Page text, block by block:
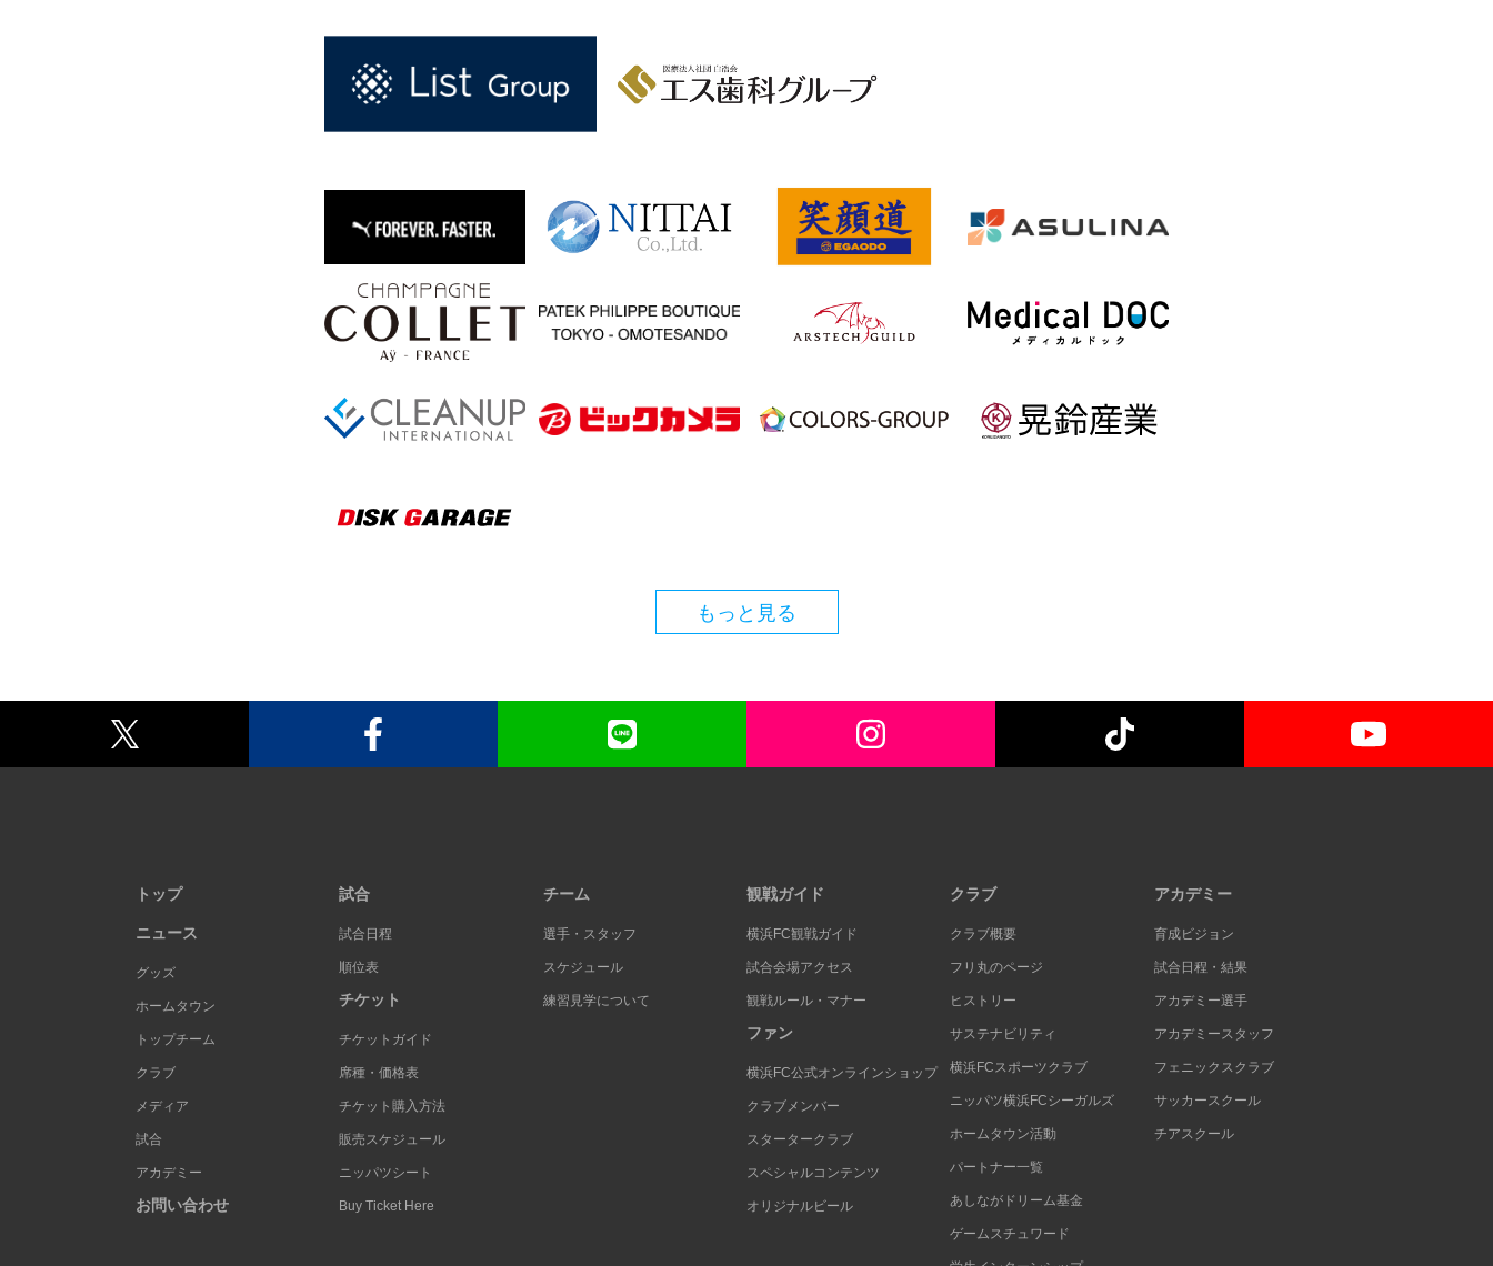
もっと見る
トップ
ニュース
グッズ
ホームタウン
トップチーム
クラブ
メディア
試合
アカデミー
お問い合わせ
試合
試合日程
順位表
チケット
チケットガイド
席種・価格表
チケット購入方法
販売スケジュール
ニッパツシート
Buy Ticket Here
チーム
選手・スタッフ
スケジュール
練習見学について
観戦ガイド
横浜FC観戦ガイド
試合会場アクセス
観戦ルール・マナー
ファン
横浜FC公式オンラインショップ
クラブメンバー
スタータークラブ
スペシャルコンテンツ
オリジナルビール
クラブ
クラブ概要
フリ丸のページ
ヒストリー
サステナビリティ
横浜FCスポーツクラブ
ニッパツ横浜FCシーガルズ
ホームタウン活動
パートナー一覧
あしながドリーム基金
ゲームスチュワード
アカデミー
育成ビジョン
試合日程・結果
アカデミー選手
アカデミースタッフ
フェニックスクラブ
サッカースクール
チアスクール